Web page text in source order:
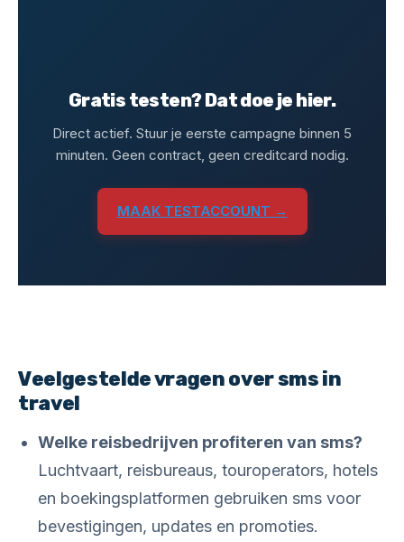
Gratis testen? Dat doe je hier.
Direct actief. Stuur je eerste campagne binnen 5
minuten. Geen contract, geen creditcard nodig.
MAAK TESTACCOUNT →
Veelgestelde vragen over sms in
travel
Welke reisbedrijven profiteren van sms?
Luchtvaart, reisbureaus, touroperators, hotels
en boekingsplatformen gebruiken sms voor
bevestigingen, updates en promoties.